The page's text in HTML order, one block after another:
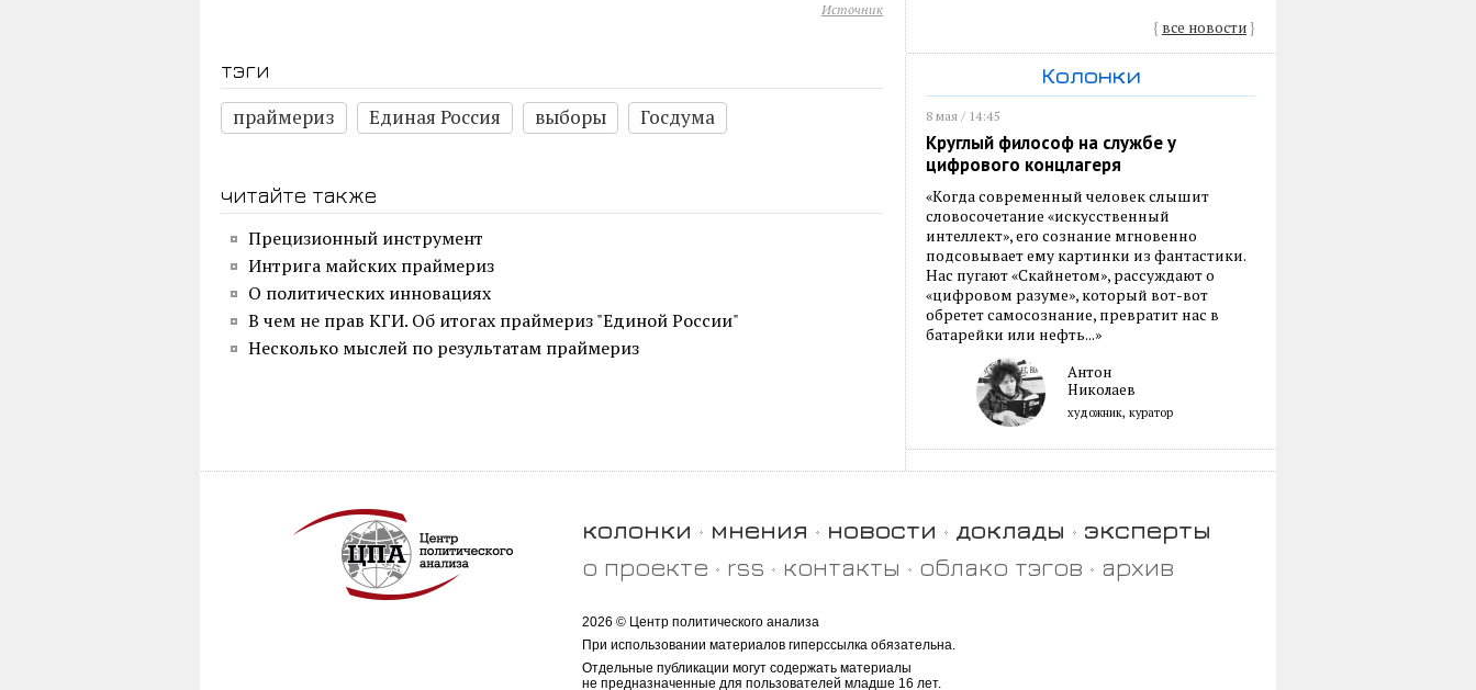
Источник
тэги
праймериз
Единая Россия выборы Госдума
читайте также
Прецизионный инструмент
Интрига майских праймериз
О политических инновациях
В чем не прав КГИ. Об итогах праймериз "Единой России"
Несколько мыслей по результатам праймериз
{ все новости}
Колонки
8 мая / 14:45
Круглый философ на службе у
цифрового концлагеря
«Когда современный человек слышит
словосочетание «искусственный
интеллект», его сознание мгновенно
подсовывает ему картинки из фантастики.
Нас пугают «Скайнетом», рассуждают о
«цифровом разуме», который вот-вот
обретет самосознание, превратит нас в
батарейки или нефть...»
Антон
Николаев
художник, куратор
колонки мнения новости доклады
эксперты
о проекте
rss контакты облако тэгов архив
2026 © Центр политического анализа
При использовании материалов гиперссылка обязательна.
Отдельные публикации могут содержать материалы
не предназначенные для пользователей младше 16 лет.